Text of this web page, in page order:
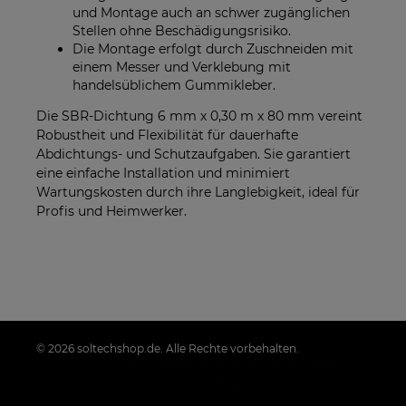
und Montage auch an schwer zugänglichen
Stellen ohne Beschädigungsrisiko.
Die Montage erfolgt durch Zuschneiden mit
einem Messer und Verklebung mit
handelsüblichem Gummikleber.
Die SBR-Dichtung 6 mm x 0,30 m x 80 mm vereint
Robustheit und Flexibilität für dauerhafte
Abdichtungs- und Schutzaufgaben. Sie garantiert
eine einfache Installation und minimiert
Wartungskosten durch ihre Langlebigkeit, ideal für
Profis und Heimwerker.
© 2026 soltechshop.de. Alle Rechte vorbehalten.